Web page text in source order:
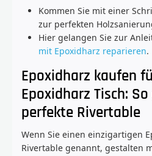
Kommen Sie mit einer
zur perfekten
Hier gelangen Sie zur
mit Epoxidharz reparieren.
Epoxidharz kaufen
Epoxidharz Tisch:
perfekte Rivertable
Wenn Sie einen einzigartigen
Rivertable genannt, gestalten